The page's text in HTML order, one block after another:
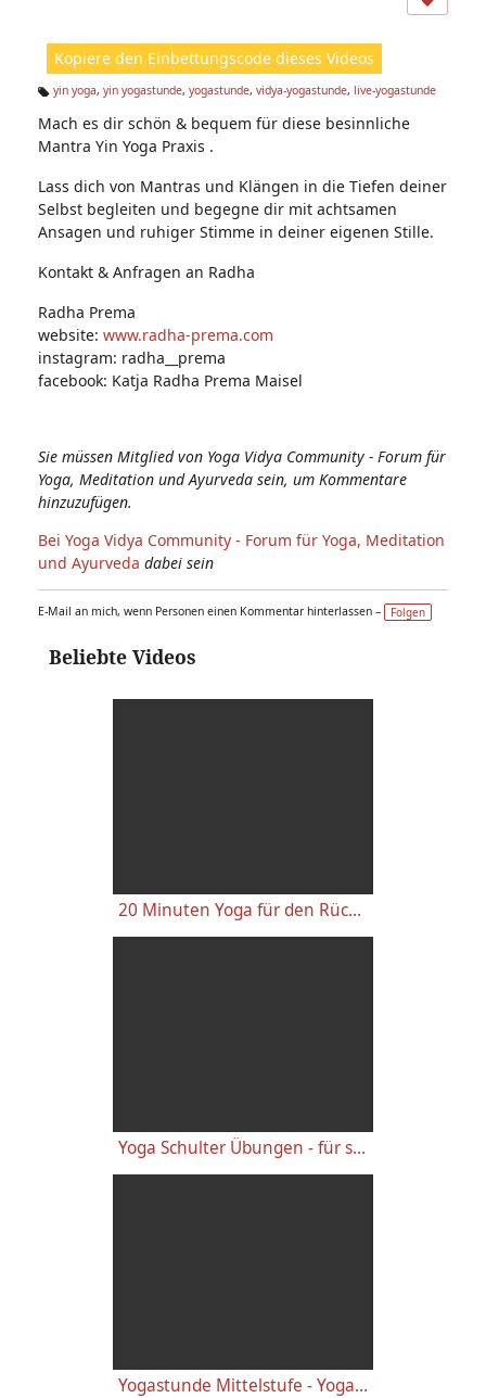
ic
n:
Kopiere den Einbettungscode dieses Videos
g
s:
yin yoga, yin yogastunde, yogastunde, vidya-yogastunde, live-yogastunde
Mach es dir schön & bequem für diese besinnliche
Mantra Yin Yoga Praxis .
Lass dich von Mantras und Klängen in die Tiefen deiner
Selbst begleiten und begegne dir mit achtsamen
Ansagen und ruhiger Stimme in deiner eigenen Stille.
Kontakt & Anfragen an Radha
Radha Prema
website: www.radha-prema.com
instagram: radha__prema
facebook: Katja Radha Prema Maisel
Sie müssen Mitglied von Yoga Vidya Community - Forum für
Yoga, Meditation und Ayurveda sein, um Kommentare
hinzuzufügen.
Bei Yoga Vidya Community - Forum für Yoga, Meditation
und Ayurveda dabei sein
E-Mail an mich, wenn Personen einen Kommentar hinterlassen – Folgen
Beliebte Videos
20 Minuten Yoga für den Rücken - Anfänger-Level
Yoga Schulter Übungen - für starke gesunde Schultern, gegen Schulterschmerzen
Yogastunde Mittelstufe - Yoga Vidya Grundreihe